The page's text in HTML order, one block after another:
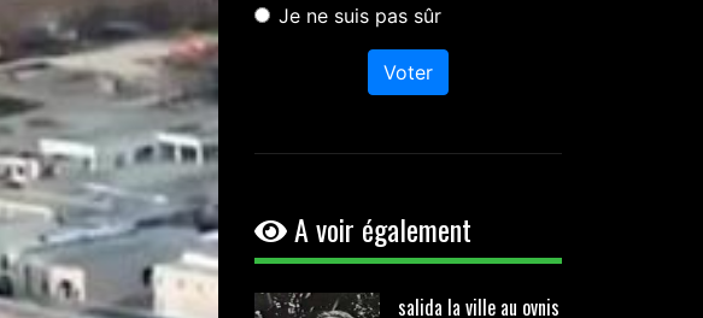
Je ne suis pas sûr
Voter
A voir également
salida la ville au ovnis